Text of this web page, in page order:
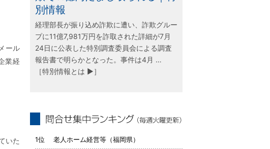
ール
業経
いた
別情報
経理部長が振り込め詐欺に遭い、詐欺グルー
プに11億7,981万円を詐取された詳細が7月
24日に公表した特別調査委員会による調査
報告書で明らかとなった。事件は4月 …
［特別情報とは ▶］
1位 老人ホーム経営等（福岡県）